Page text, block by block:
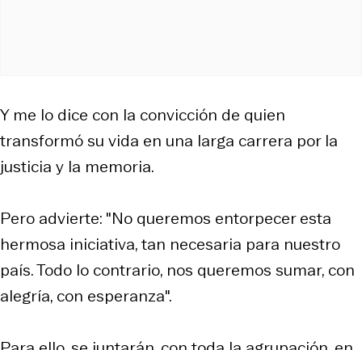
Y me lo dice con la convicción de quien
transformó su vida en una larga carrera por la
justicia y la memoria.
Pero advierte: "No queremos entorpecer esta
hermosa iniciativa, tan necesaria para nuestro
país. Todo lo contrario, nos queremos sumar, con
alegría, con esperanza".